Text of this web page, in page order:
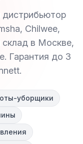
Chilwee,
склад в Москве,
Гарантия до 3
уборщики